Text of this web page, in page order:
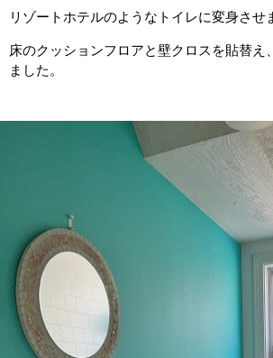
リゾートホテルのようなトイレに変身させ
床のクッションフロアと壁クロスを貼替え
ました。